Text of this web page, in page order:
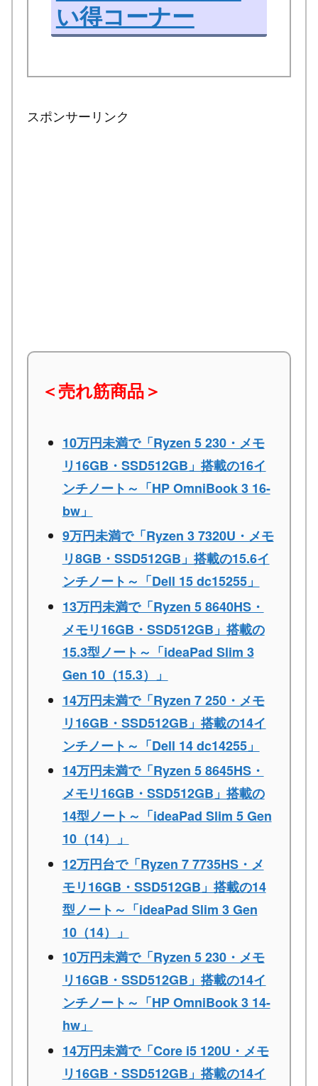
い得コーナー
スポンサーリンク
＜売れ筋商品＞
10万円未満で「Ryzen 5 230・メモ
リ16GB・SSD512GB」搭載の16イ
ンチノート～「HP OmniBook 3 16-
bw」
9万円未満で「Ryzen 3 7320U・メモ
リ8GB・SSD512GB」搭載の15.6イ
ンチノート～「Dell 15 dc15255」
13万円未満で「Ryzen 5 8640HS・
メモリ16GB・SSD512GB」搭載の
15.3型ノート～「ideaPad Slim 3
Gen 10（15.3）」
14万円未満で「Ryzen 7 250・メモ
リ16GB・SSD512GB」搭載の14イ
ンチノート～「Dell 14 dc14255」
14万円未満で「Ryzen 5 8645HS・
メモリ16GB・SSD512GB」搭載の
14型ノート～「ideaPad Slim 5 Gen
10（14）」
12万円台で「Ryzen 7 7735HS・メ
モリ16GB・SSD512GB」搭載の14
型ノート～「ideaPad Slim 3 Gen
10（14）」
10万円未満で「Ryzen 5 230・メモ
リ16GB・SSD512GB」搭載の14イ
ンチノート～「HP OmniBook 3 14-
hw」
14万円未満で「Core i5 120U・メモ
リ16GB・SSD512GB」搭載の14イ